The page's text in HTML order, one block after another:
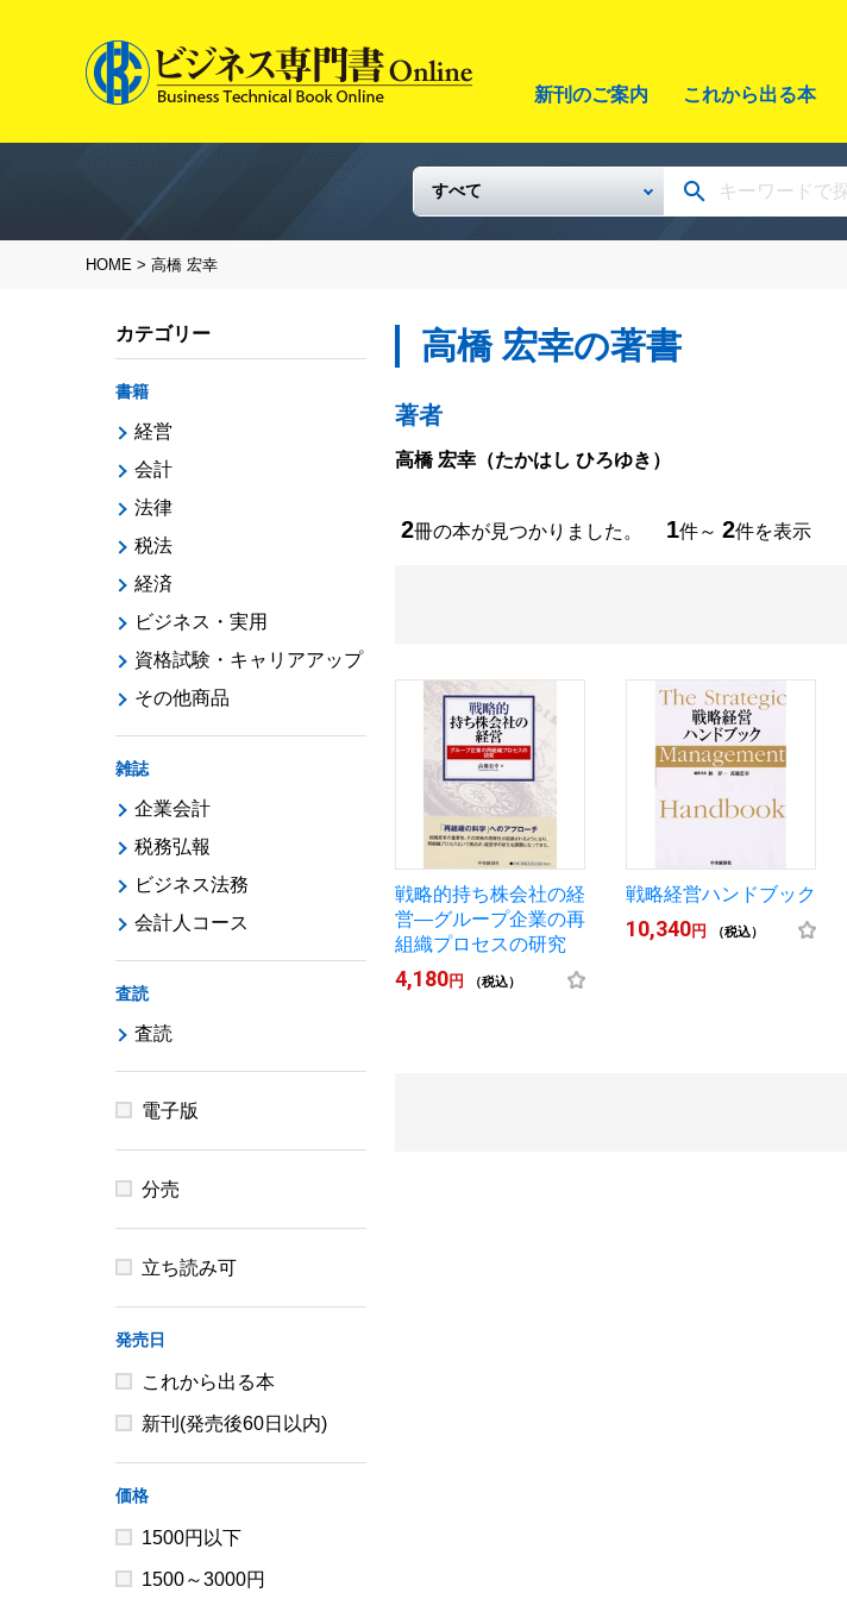
新刊のご案内 これから出る本
HOME > 高橋 宏幸
高橋 宏幸の著書
著者
高橋 宏幸 （たかはし ひろゆき）
2冊の本が見つかりました。 1件～ 2件を表示
戦略的持ち株会社の経
営―グループ企業の再
組織プロセスの研究
4,180円 （税込）
戦略経営ハンドブック
10,340円 （税込）
カテゴリー
書籍
経営
会計
法律
税法
経済
ビジネス・実用
資格試験・キャリアアップ
その他商品
雑誌
企業会計
税務弘報
ビジネス法務
会計人コース
査読
査読
電子版
分売
立ち読み可
発売日
これから出る本
新刊(発売後60日以内)
価格
1500円以下
1500～3000円